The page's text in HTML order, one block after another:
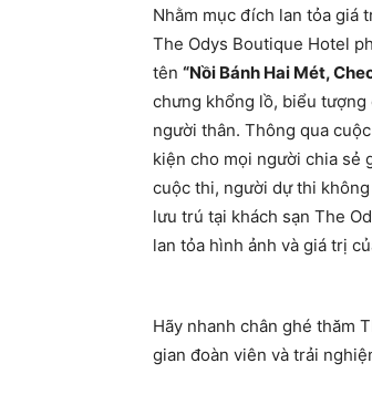
Nhằm mục đích lan tỏa giá
The Odys Boutique Hotel
tên “Nồi Bánh Hai Mét,
chưng khổng lồ, biểu tượng
người thân. Thông qua
kiện cho mọi người chia sẻ
cuộc thi, người dự thi
lưu trú tại khách sạn The
lan tỏa hình ảnh và giá trị
Hãy nhanh chân ghé thăm
gian đoàn viên và trải